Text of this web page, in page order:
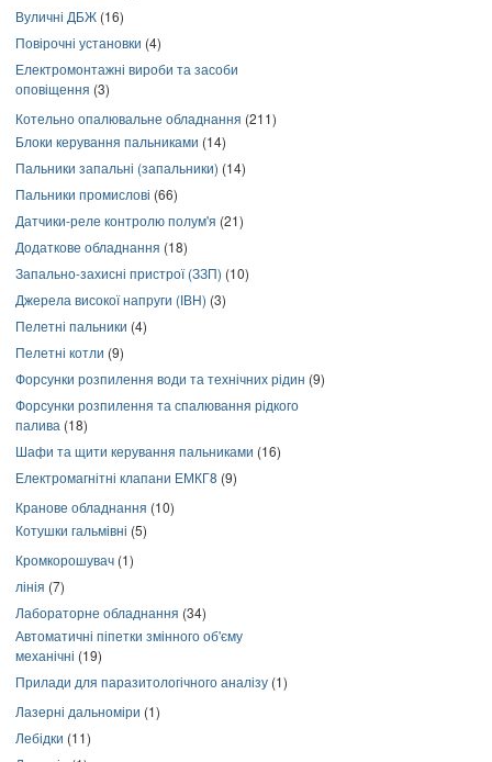
Вуличні ДБЖ (16)
Повірочні установки (4)
Електромонтажні вироби та засоби
оповіщення (3)
Котельно опалювальне обладнання (211)
Блоки керування пальниками (14)
Пальники запальні (запальники) (14)
Пальники промислові (66)
Датчики-реле контролю полум'я (21)
Додаткове обладнання (18)
Запально-захисні пристрої (ЗЗП) (10)
Джерела високої напруги (ІВН) (3)
Пелетні пальники (4)
Пелетні котли (9)
Форсунки розпилення води та технічних рідин (9)
Форсунки розпилення та спалювання рідкого
палива (18)
Шафи та щити керування пальниками (16)
Електромагнітні клапани ЕМКГ8 (9)
Кранове обладнання (10)
Котушки гальмівні (5)
Кромкорошувач (1)
лінія (7)
Лабораторне обладнання (34)
Автоматичні піпетки змінного об'єму
механічні (19)
Прилади для паразитологічного аналізу (1)
Лазерні дальноміри (1)
Лебідки (11)